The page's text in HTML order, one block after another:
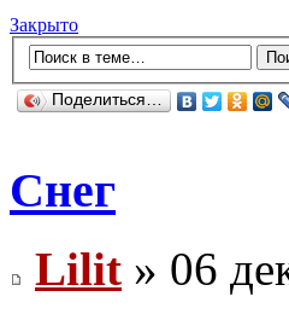
Закрыто
Поделиться…
Снег
Lilit » 06